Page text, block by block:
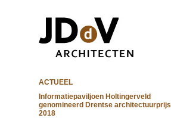
ACTUEEL
Informatiepaviljoen Holtingerveld
genomineerd Drentse architectuurprijs
2018